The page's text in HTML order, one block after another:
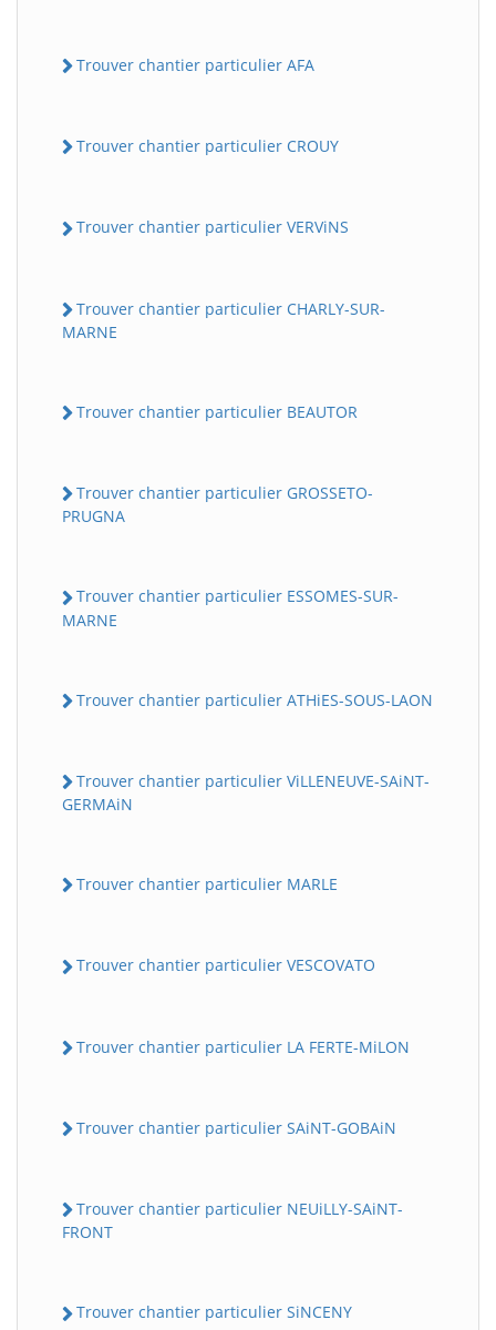
Trouver chantier particulier AFA
Trouver chantier particulier CROUY
Trouver chantier particulier VERViNS
Trouver chantier particulier CHARLY-SUR-
MARNE
Trouver chantier particulier BEAUTOR
Trouver chantier particulier GROSSETO-
PRUGNA
Trouver chantier particulier ESSOMES-SUR-
MARNE
Trouver chantier particulier ATHiES-SOUS-LAON
Trouver chantier particulier ViLLENEUVE-SAiNT-
GERMAiN
Trouver chantier particulier MARLE
Trouver chantier particulier VESCOVATO
Trouver chantier particulier LA FERTE-MiLON
Trouver chantier particulier SAiNT-GOBAiN
Trouver chantier particulier NEUiLLY-SAiNT-
FRONT
Trouver chantier particulier SiNCENY